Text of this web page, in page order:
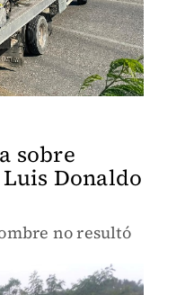
sobre
Donaldo
no resultó